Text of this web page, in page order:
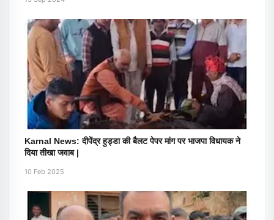
Karnal News: दीपेंद्र हुड्डा की बैलट पेपर मांग पर भाजपा विधायक ने
दिया तीखा जवाब |
10 Feb 2025